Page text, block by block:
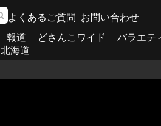
よくあるご質問 お問い合わせ
報道 どさんこワイド バラエテ
北海道